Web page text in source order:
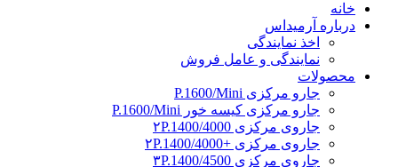
خانه
درباره آرمیداس
اخذ نمایندگی
نمایندگی و عامل فروش
محصولات
جارو مرکزی P.1600/Mini
جارو مرکزی کیسه خور P.1600/Mini
جاروی مرکزی ۲P.1400/4000
جاروی مرکزی +۲P.1400/4000
جاروی مرکزی ۳P.1400/4500